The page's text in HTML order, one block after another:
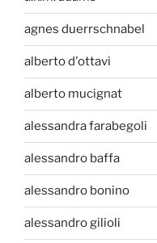
agnes duerrschnabel
alberto d'ottavi
alberto mucignat
alessandra farabegoli
alessandro baffa
alessandro bonino
alessandro gilioli